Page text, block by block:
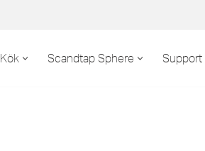
Kök Scandtap Sphere Support